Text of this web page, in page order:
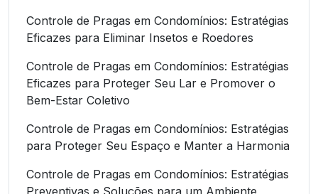
Controle de Pragas em Condomínios: Estratégias
Eficazes para Eliminar Insetos e Roedores
Controle de Pragas em Condomínios: Estratégias
Eficazes para Proteger Seu Lar e Promover o
Bem-Estar Coletivo
Controle de Pragas em Condomínios: Estratégias
para Proteger Seu Espaço e Manter a Harmonia
Controle de Pragas em Condomínios: Estratégias
Preventivas e Soluções para um Ambiente